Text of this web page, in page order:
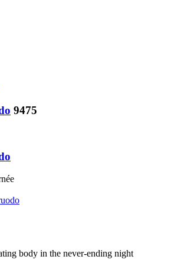
9475
body in the never-ending night